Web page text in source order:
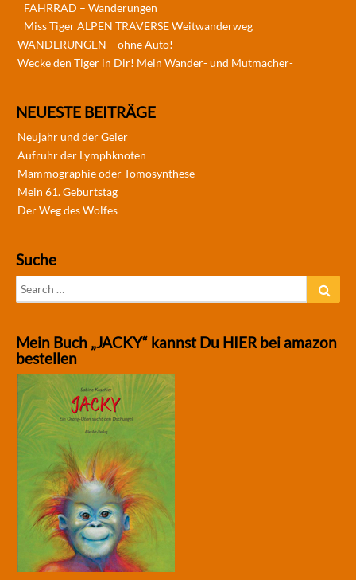
FAHRRAD – Wanderungen
Miss Tiger ALPEN TRAVERSE Weitwanderweg
WANDERUNGEN – ohne Auto!
Wecke den Tiger in Dir! Mein Wander- und Mutmacher-
NEUESTE BEITRÄGE
Neujahr und der Geier
Aufruhr der Lymphknoten
Mammographie oder Tomosynthese
Mein 61. Geburtstag
Der Weg des Wolfes
Suche
Search
for:
Mein Buch „JACKY“ kannst Du HIER bei amazon
bestellen